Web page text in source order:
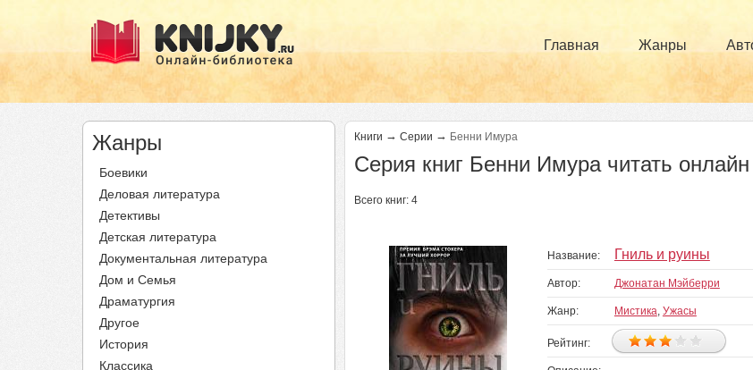
Главная Жанры
Жанры
Боевики
Деловая литература
Детективы
Детская литература
Документальная литература
Дом и Семья
Драматургия
Другое
История
Классика
Книги → Серии → Бенни Имура
Серия книг Бенни Имура читать онлайн
Всего книг: 4
Название: Гниль и руины
Автор: Джонатан Мэйберри
Жанр: Мистика, Ужасы
Рейтинг: